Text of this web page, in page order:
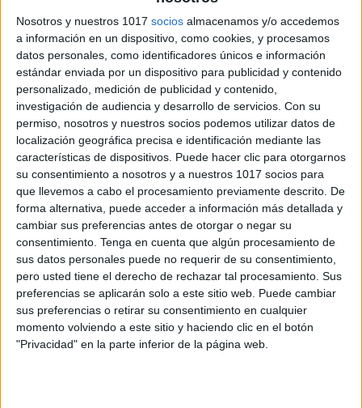
Nosotros y nuestros 1017 socios almacenamos y/o accedemos
a información en un dispositivo, como cookies, y procesamos
datos personales, como identificadores únicos e información
estándar enviada por un dispositivo para publicidad y contenido
personalizado, medición de publicidad y contenido,
investigación de audiencia y desarrollo de servicios. Con su
permiso, nosotros y nuestros socios podemos utilizar datos de
localización geográfica precisa e identificación mediante las
características de dispositivos. Puede hacer clic para otorgarnos
su consentimiento a nosotros y a nuestros 1017 socios para
que llevemos a cabo el procesamiento previamente descrito. De
forma alternativa, puede acceder a información más detallada y
cambiar sus preferencias antes de otorgar o negar su
consentimiento. Tenga en cuenta que algún procesamiento de
sus datos personales puede no requerir de su consentimiento,
pero usted tiene el derecho de rechazar tal procesamiento. Sus
preferencias se aplicarán solo a este sitio web. Puede cambiar
sus preferencias o retirar su consentimiento en cualquier
momento volviendo a este sitio y haciendo clic en el botón
"Privacidad" en la parte inferior de la página web.
El acero inoxidable es resistente, no se oxida ni
retiene olores, y aguanta años de uso intensivo.
Además, muchos modelos se desmontan y lavan
fácilmente.
👩‍🏫5. Perfecto para la sala de
profesores o para el aula
Ya sea durante un recreo, una guardia o entre clases,
puedes tener siempre tu bebida lista sin depender de
cafeteras, colas o máquinas.
🎒6. Ligero y fácil de llevar
Hay modelos compactos y ergonómicos que caben en